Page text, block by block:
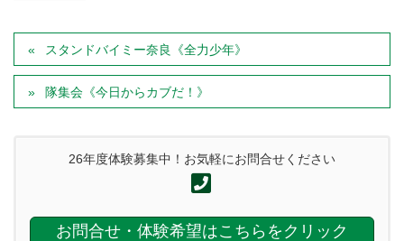
スタンドバイミー奈良《全力少年》
隊集会《今日からカブだ！》
26年度体験募集中！お気軽にお問合せください
お問合せ・体験希望はこちらをクリック